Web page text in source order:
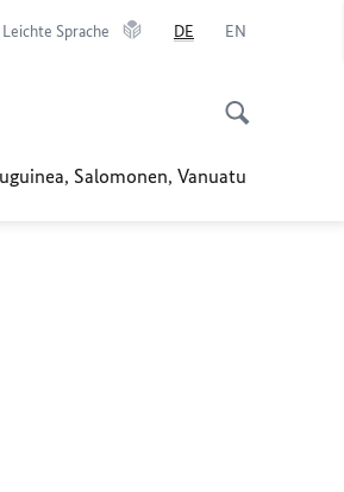
Leichte Sprache DE EN
Salomonen, Vanuatu